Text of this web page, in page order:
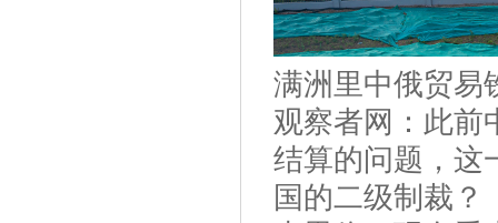
满洲里中俄贸易
观察者网：此前
结算的问题，这
国的二级制裁？